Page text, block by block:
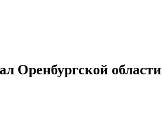
Оренбургской области